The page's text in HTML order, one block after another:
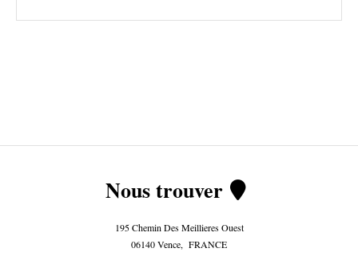
Nous trouver 
195 Chemin Des Meillieres Ouest
06140 Vence, FRANCE